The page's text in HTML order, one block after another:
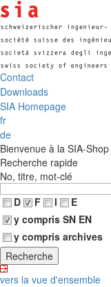
Contact
Downloads
SIA Homepage
fr
de
Bienvenue à la SIA-Shop
Recherche rapide
No, titre, mot-clé
D
F I
E
y compris SN EN
y compris archives
vers la vue d'ensemble